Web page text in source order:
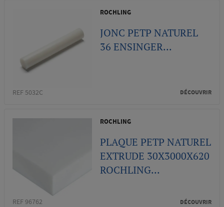
ROCHLING
JONC PETP NATUREL
36 ENSINGER...
REF 5032C DÉCOUVRIR
ROCHLING
PLAQUE PETP NATUREL
EXTRUDE 30X3000X620
ROCHLING...
REF 96762 DÉCOUVRIR